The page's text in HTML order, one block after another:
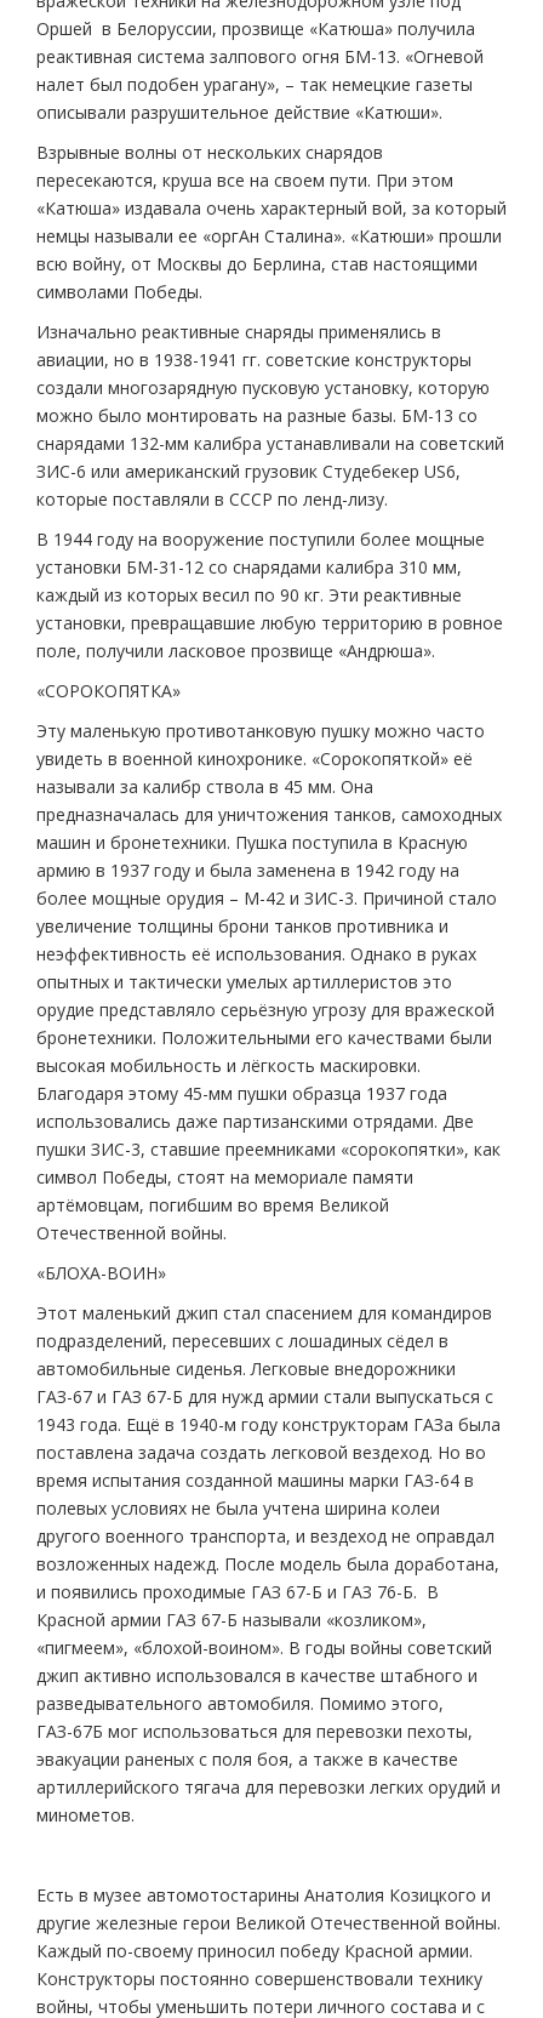
Оршей в Белоруссии, прозвище «Катюша» получила
реактивная система залпового огня БМ-13. «Огневой
налет был подобен урагану», – так немецкие газеты
описывали разрушительное действие «Катюши».
Взрывные волны от нескольких снарядов
пересекаются, круша все на своем пути. При этом
«Катюша» издавала очень характерный вой, за который
немцы называли ее «оргАн Сталина». «Катюши» прошли
всю войну, от Москвы до Берлина, став настоящими
символами Победы.
Изначально реактивные снаряды применялись в
авиации, но в 1938-1941 гг. советские конструкторы
создали многозарядную пусковую установку, которую
можно было монтировать на разные базы. БМ-13 со
снарядами 132-мм калибра устанавливали на советский
ЗИС-6 или американский грузовик Студебекер US6,
которые поставляли в СССР по ленд-лизу.
В 1944 году на вооружение поступили более мощные
установки БМ-31-12 со снарядами калибра 310 мм,
каждый из которых весил по 90 кг. Эти реактивные
установки, превращавшие любую территорию в ровное
поле, получили ласковое прозвище «Андрюша».
«СОРОКОПЯТКА»
Эту маленькую противотанковую пушку можно часто
увидеть в военной кинохронике. «Сорокопяткой» её
называли за калибр ствола в 45 мм. Она
предназначалась для уничтожения танков, самоходных
машин и бронетехники. Пушка поступила в Красную
армию в 1937 году и была заменена в 1942 году на
более мощные орудия – М-42 и ЗИС-3. Причиной стало
увеличение толщины брони танков противника и
неэффективность её использования. Однако в руках
опытных и тактически умелых артиллеристов это
орудие представляло серьёзную угрозу для вражеской
бронетехники. Положительными его качествами были
высокая мобильность и лёгкость маскировки.
Благодаря этому 45-мм пушки образца 1937 года
использовались даже партизанскими отрядами. Две
пушки ЗИС-3, ставшие преемниками «сорокопятки», как
символ Победы, стоят на мемориале памяти
артёмовцам, погибшим во время Великой
Отечественной войны.
«БЛОХА-ВОИН»
Этот маленький джип стал спасением для командиров
подразделений, пересевших с лошадиных сёдел в
автомобильные сиденья. Легковые внедорожники
ГАЗ-67 и ГАЗ 67-Б для нужд армии стали выпускаться с
1943 года. Ещё в 1940-м году конструкторам ГАЗа была
поставлена задача создать легковой вездеход. Но во
время испытания созданной машины марки ГАЗ-64 в
полевых условиях не была учтена ширина колеи
другого военного транспорта, и вездеход не оправдал
возложенных надежд. После модель была доработана,
и появились проходимые ГАЗ 67-Б и ГАЗ 76-Б. В
Красной армии ГАЗ 67-Б называли «козликом»,
«пигмеем», «блохой-воином». В годы войны советский
джип активно использовался в качестве штабного и
разведывательного автомобиля. Помимо этого,
ГАЗ-67Б мог использоваться для перевозки пехоты,
эвакуации раненых с поля боя, а также в качестве
артиллерийского тягача для перевозки легких орудий и
минометов.
Есть в музее автомотостарины Анатолия Козицкого и
другие железные герои Великой Отечественной войны.
Каждый по-своему приносил победу Красной армии.
Конструкторы постоянно совершенствовали технику
войны, чтобы уменьшить потери личного состава и с